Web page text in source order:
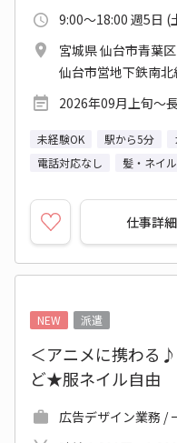
9:00～18:00 週5日 (
宮城県 仙台市青葉区
仙台市営地下鉄南
2026年09月上旬～
未経験OK 駅から5分
電話対応なし
髪・ネイ
仕事詳細
NEW
派遣
＜アニメに携わる
ど★服ネイル自由
広告デザイン業務 /